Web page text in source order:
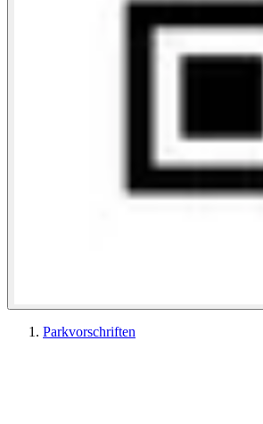
Parkvorschriften